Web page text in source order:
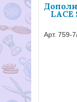
Арт. 759-